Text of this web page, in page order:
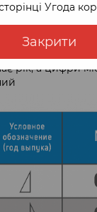
Угода
Закрити
рік, а цифри